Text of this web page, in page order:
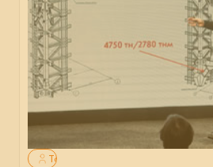
Только для авторизованных